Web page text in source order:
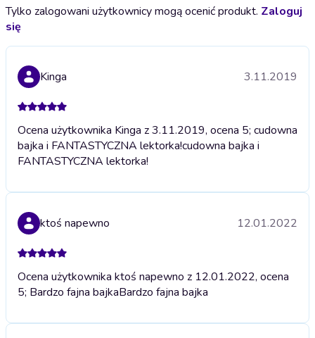
Tylko zalogowani użytkownicy mogą ocenić produkt. Zaloguj
się
Kinga 3.11.2019
Ocena użytkownika Kinga z 3.11.2019, ocena 5; cudowna
bajka i FANTASTYCZNA lektorka!cudowna bajka i
FANTASTYCZNA lektorka!
ktoś napewno 12.01.2022
Ocena użytkownika ktoś napewno z 12.01.2022, ocena
5; Bardzo fajna bajkaBardzo fajna bajka